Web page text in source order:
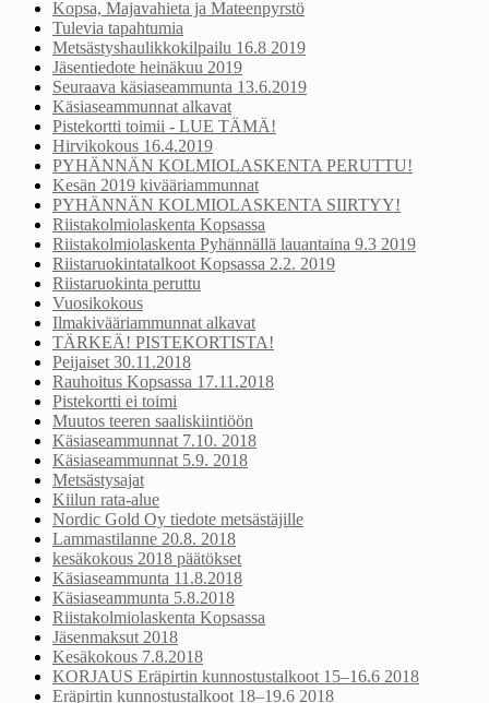
Kopsa, Majavahieta ja Mateenpyrstö
Tulevia tapahtumia
Metsästyshaulikkokilpailu 16.8 2019
Jäsentiedote heinäkuu 2019
Seuraava käsiaseammunta 13.6.2019
Käsiaseammunnat alkavat
Pistekortti toimii - LUE TÄMÄ!
Hirvikokous 16.4.2019
PYHÄNNÄN KOLMIOLASKENTA PERUTTU!
Kesän 2019 kivääriammunnat
PYHÄNNÄN KOLMIOLASKENTA SIIRTYY!
Riistakolmiolaskenta Kopsassa
Riistakolmiolaskenta Pyhännällä lauantaina 9.3 2019
Riistaruokintatalkoot Kopsassa 2.2. 2019
Riistaruokinta peruttu
Vuosikokous
Ilmakivääriammunnat alkavat
TÄRKEÄ! PISTEKORTISTA!
Peijaiset 30.11.2018
Rauhoitus Kopsassa 17.11.2018
Pistekortti ei toimi
Muutos teeren saaliskiintiöön
Käsiaseammunnat 7.10. 2018
Käsiaseammunnat 5.9. 2018
Metsästysajat
Kiilun rata-alue
Nordic Gold Oy tiedote metsästäjille
Lammastilanne 20.8. 2018
kesäkokous 2018 päätökset
Käsiaseammunta 11.8.2018
Käsiaseammunta 5.8.2018
Riistakolmiolaskenta Kopsassa
Jäsenmaksut 2018
Kesäkokous 7.8.2018
KORJAUS Eräpirtin kunnostustalkoot 15–16.6 2018
Eräpirtin kunnostustalkoot 18–19.6 2018